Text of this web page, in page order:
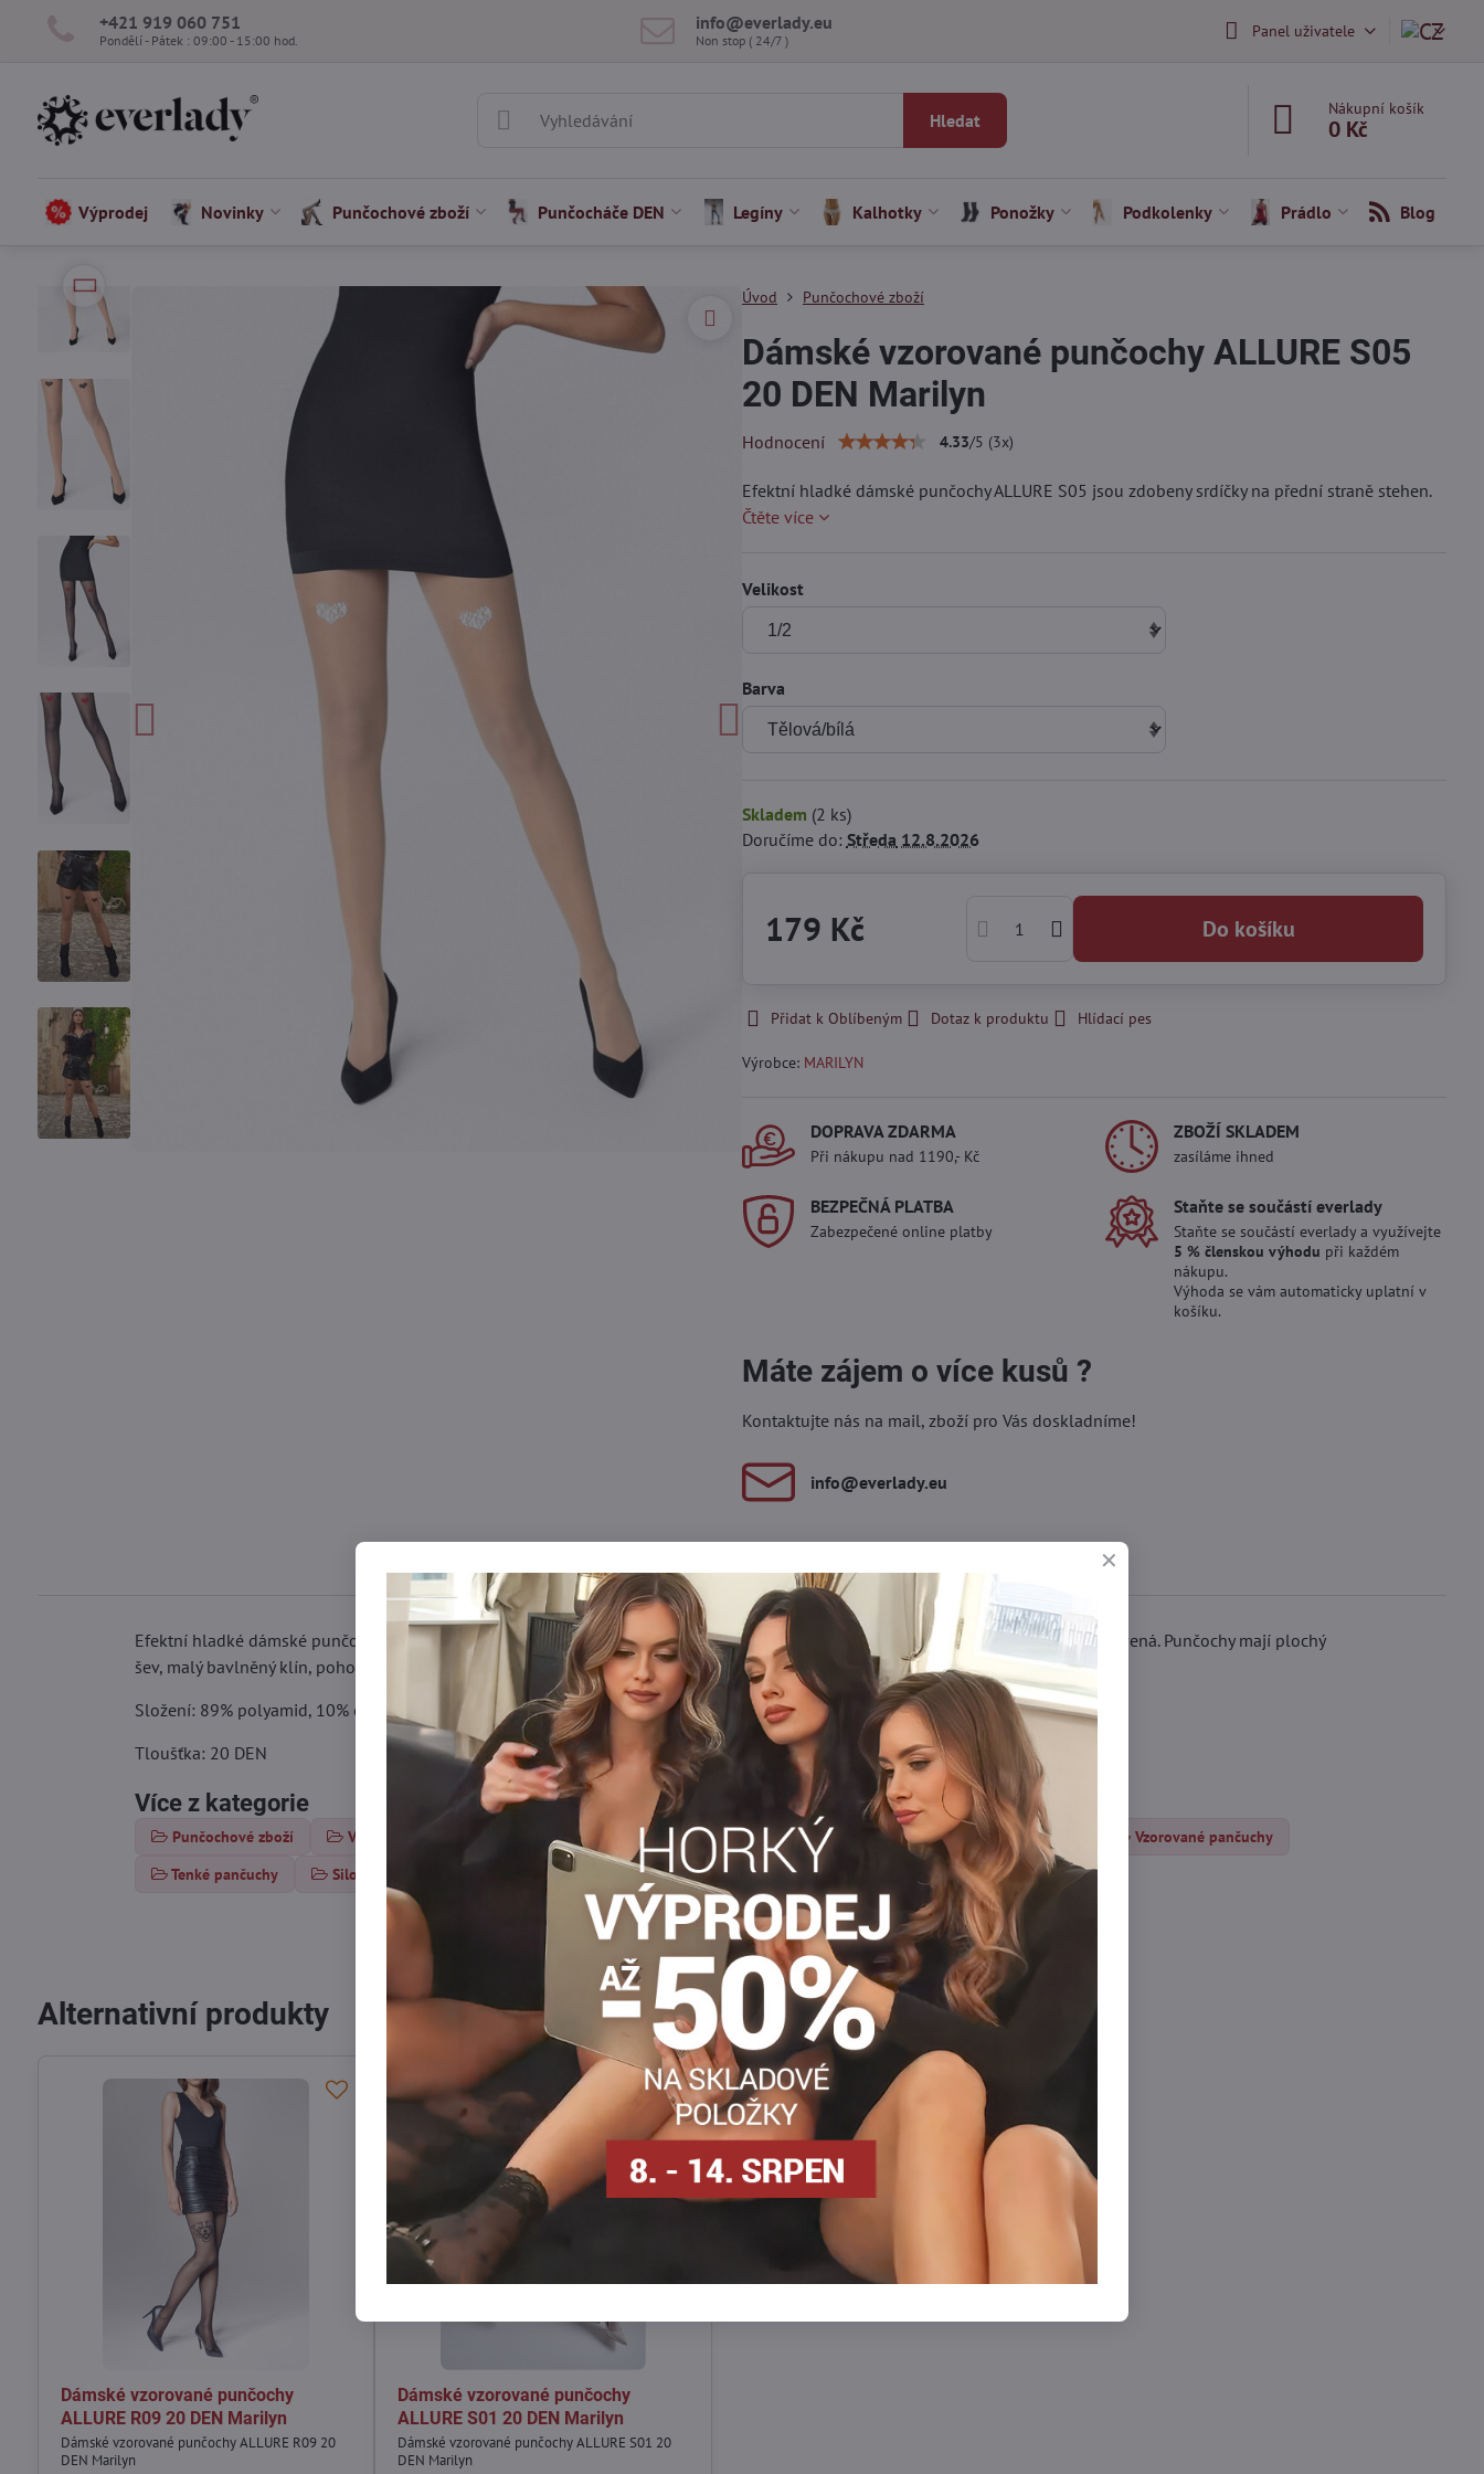
+421 919 060 751
Pondělí - Pátek : 09:00 - 15:00 hod.
info​@everlady​.eu
Non stop ( 24/7 ) Panel uživatele
Hledat
Nákupní košík
0 Kč
Výprodej Novinky Punčochové zboží Punčocháče DEN Legíny Kalhotky Ponožky Podkolenky Prádlo Blog
Úvod Punčochové zboží
Dámské vzorované punčochy ALLURE S05
20 DEN Marilyn
Hodnocení 4.33/5 (3x)
Efektní hladké dámské punčochy ALLURE S05 jsou zdobeny srdíčky na přední straně stehen.
Čtěte více
Velikost
Barva
Skladem (2 ks)
Doručíme do: Středa 12.8.2026
179 Kč Do košíku
Přidat k Oblíbeným Dotaz k produktu Hlídací pes
Výrobce: MARILYN
DOPRAVA ZDARMA
Při nákupu nad 1190,- Kč
ZBOŽÍ SKLADEM
zasíláme ihned
BEZPEČNÁ PLATBA
Zabezpečené online platby
Staňte se součástí everlady
Staňte se součástí everlady a využívejte
5 % členskou výhodu při každém
nákupu.
Výhoda se vám automaticky uplatní v
košíku.
Máte zájem o více kusů ?
Kontaktujte nás na mail, zboží pro Vás doskladníme!
info​@everlady​.eu
Efektní hladké dámské punčochy ALLURE S05 jsou zdobeny srdíčky na přední straně stehen. Srdíčka mohou být bílá, černá nebo červená. Punčochy mají plochý
šev, malý bavlněný klín, pohodlný elastický pas a neviditelné zpevnění prstů.
Složení: 89% polyamid, 10% elastan, 1% bavlna
Tloušťka: 20 DEN
Více z kategorie
Punčochové zboží Vzorované punčochy Tenké punčochy Punčocháče 15-20 DEN Dámské punčocháče DEN
Vzorované pančuchy
Tenké pančuchy
Silonky 15-20 DEN
TwitterBluesky PinterestRedditLinkedInWhatsApp
E-
mail
Alternativní produkty
Dámské vzorované punčochy
ALLURE R09 20 DEN Marilyn
Dámské vzorované punčochy ALLURE R09 20
DEN Marilyn
Dámské vzorované punčochy
ALLURE S01 20 DEN Marilyn
Dámské vzorované punčochy ALLURE S01 20
DEN Marilyn